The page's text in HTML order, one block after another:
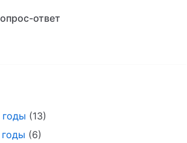
ответ
(13)
(6)